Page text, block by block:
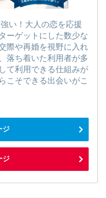
い！大人の恋を応援
ーゲットにした数少な
際や再婚を視野に入れ
落ち着いた利用者が多
て利用できる仕組みが
こそできる出会いがこ
ジ
ジ